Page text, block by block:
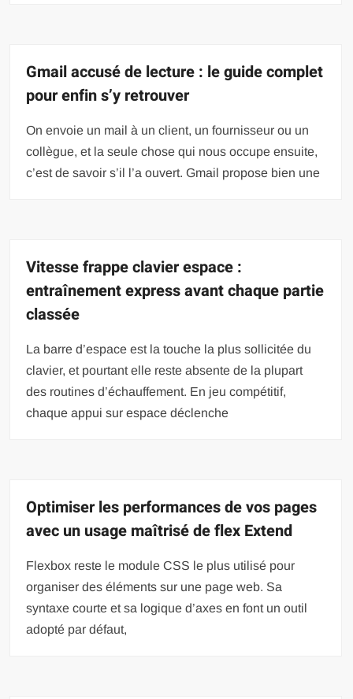
Gmail accusé de lecture : le guide complet
pour enfin s’y retrouver
On envoie un mail à un client, un fournisseur ou un
collègue, et la seule chose qui nous occupe ensuite,
c’est de savoir s’il l’a ouvert. Gmail propose bien une
Vitesse frappe clavier espace :
entraînement express avant chaque partie
classée
La barre d’espace est la touche la plus sollicitée du
clavier, et pourtant elle reste absente de la plupart
des routines d’échauffement. En jeu compétitif,
chaque appui sur espace déclenche
Optimiser les performances de vos pages
avec un usage maîtrisé de flex Extend
Flexbox reste le module CSS le plus utilisé pour
organiser des éléments sur une page web. Sa
syntaxe courte et sa logique d’axes en font un outil
adopté par défaut,